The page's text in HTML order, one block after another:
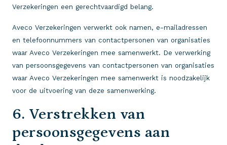
Verzekeringen een gerechtvaardigd belang.
Aveco Verzekeringen verwerkt ook namen, e-mailadressen
en telefoonnummers van contactpersonen van organisaties
waar Aveco Verzekeringen mee samenwerkt. De verwerking
van persoonsgegevens van contactpersonen van organisaties
waar Aveco Verzekeringen mee samenwerkt is noodzakelijk
voor de uitvoering van deze samenwerking.
6. Verstrekken van
persoonsgegevens aan